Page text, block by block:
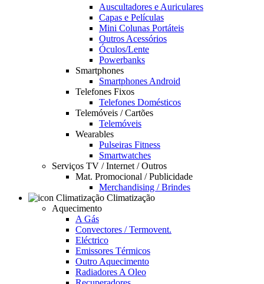
Auscultadores e Auriculares
Capas e Películas
Mini Colunas Portáteis
Outros Acessórios
Óculos/Lente
Powerbanks
Smartphones
Smartphones Android
Telefones Fixos
Telefones Domésticos
Telemóveis / Cartões
Telemóveis
Wearables
Pulseiras Fitness
Smartwatches
Serviços TV / Internet / Outros
Mat. Promocional / Publicidade
Merchandising / Brindes
Climatização
Aquecimento
A Gás
Convectores / Termovent.
Eléctrico
Emissores Térmicos
Outro Aquecimento
Radiadores A Oleo